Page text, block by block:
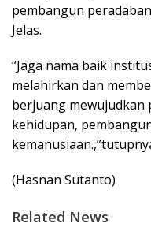
pembangun
Jelas.
“Jaga nama baik
melahirkan dan
berjuang mewujudkan
kehidupan,
(Hasnan Sutanto)
Related News